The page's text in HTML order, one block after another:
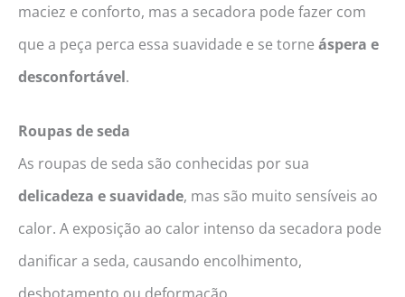
maciez e conforto, mas a secadora pode fazer com
que a peça perca essa suavidade e se torne áspera e
desconfortável.
Roupas de seda
As roupas de seda são conhecidas por sua
delicadeza e suavidade, mas são muito sensíveis ao
calor. A exposição ao calor intenso da secadora pode
danificar a seda, causando encolhimento,